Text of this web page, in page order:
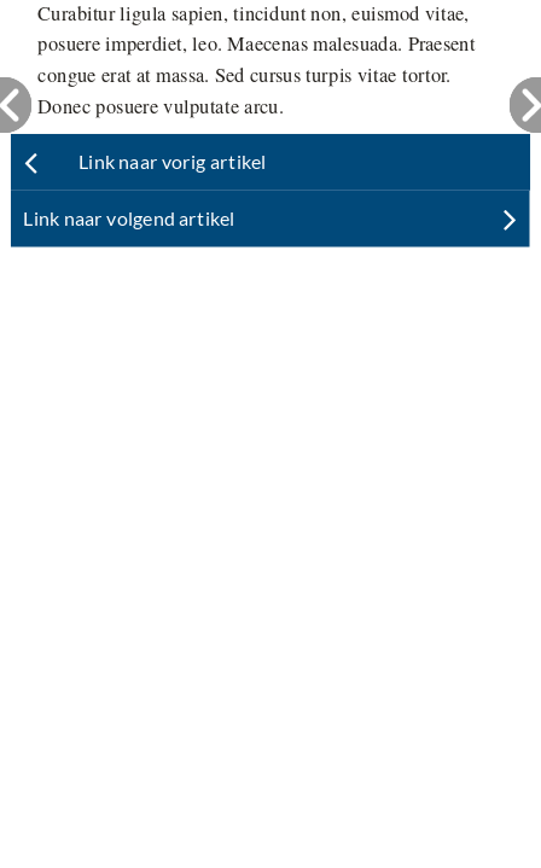
Curabitur ligula sapien, tincidunt non, euismod vitae,
posuere imperdiet, leo. Maecenas malesuada. Praesent
congue erat at massa. Sed cursus turpis vitae tortor.
Donec posuere vulputate arcu.
Link naar vorig artikel
Link naar volgend artikel